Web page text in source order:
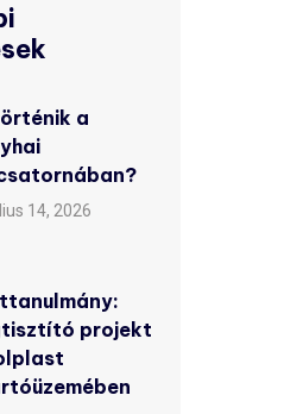
a
14, 2026
projekt